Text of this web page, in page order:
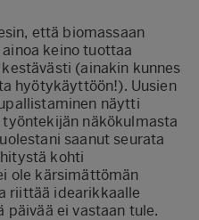
että biomassaan
keino tuottaa
(ainakin kunnes
hyötykäyttöön!). Uusien
näytti
näkökulmasta
saanut seurata
kohti
ole kärsimättömän
riittää idearikkaalle
päivää ei vastaan tule.